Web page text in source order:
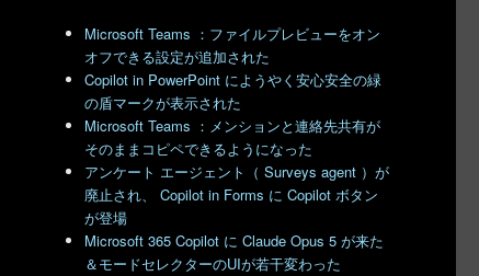
Microsoft Teams ：ファイルプレビューをオン
オフできる設定が追加された
Copilot in PowerPoint にようやく安心安全の緑
の盾マークが表示された
Microsoft Teams ：メンションと連絡先共有が
そのままコピペできるようになった
アンケート エージェント（ Surveys agent ）が
廃止され、 Copilot in Forms に Copilot ボタン
が登場
Microsoft 365 Copilot に Claude Opus 5 が来た
＆モードセレクターのUIが若干変わった